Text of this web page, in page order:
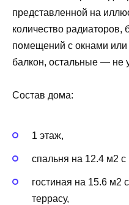
представленной на
количество радиаторов,
помещений с окнами
балкон, остальные — не
Состав дома:
1 этаж,
спальня на 12.4 м2 с
гостиная на 15.6 м2
террасу,